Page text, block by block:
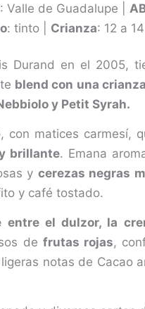
: Valle de Guadalupe |
: tinto | Crianza: 12 a
Durand en el 2005,
blend con una
y Petit Syrah.
con matices carmesí,
brillante. Emana
y cerezas negras
y café tostado.
entre el dulzor, la
de frutas rojas,
notas de Cacao